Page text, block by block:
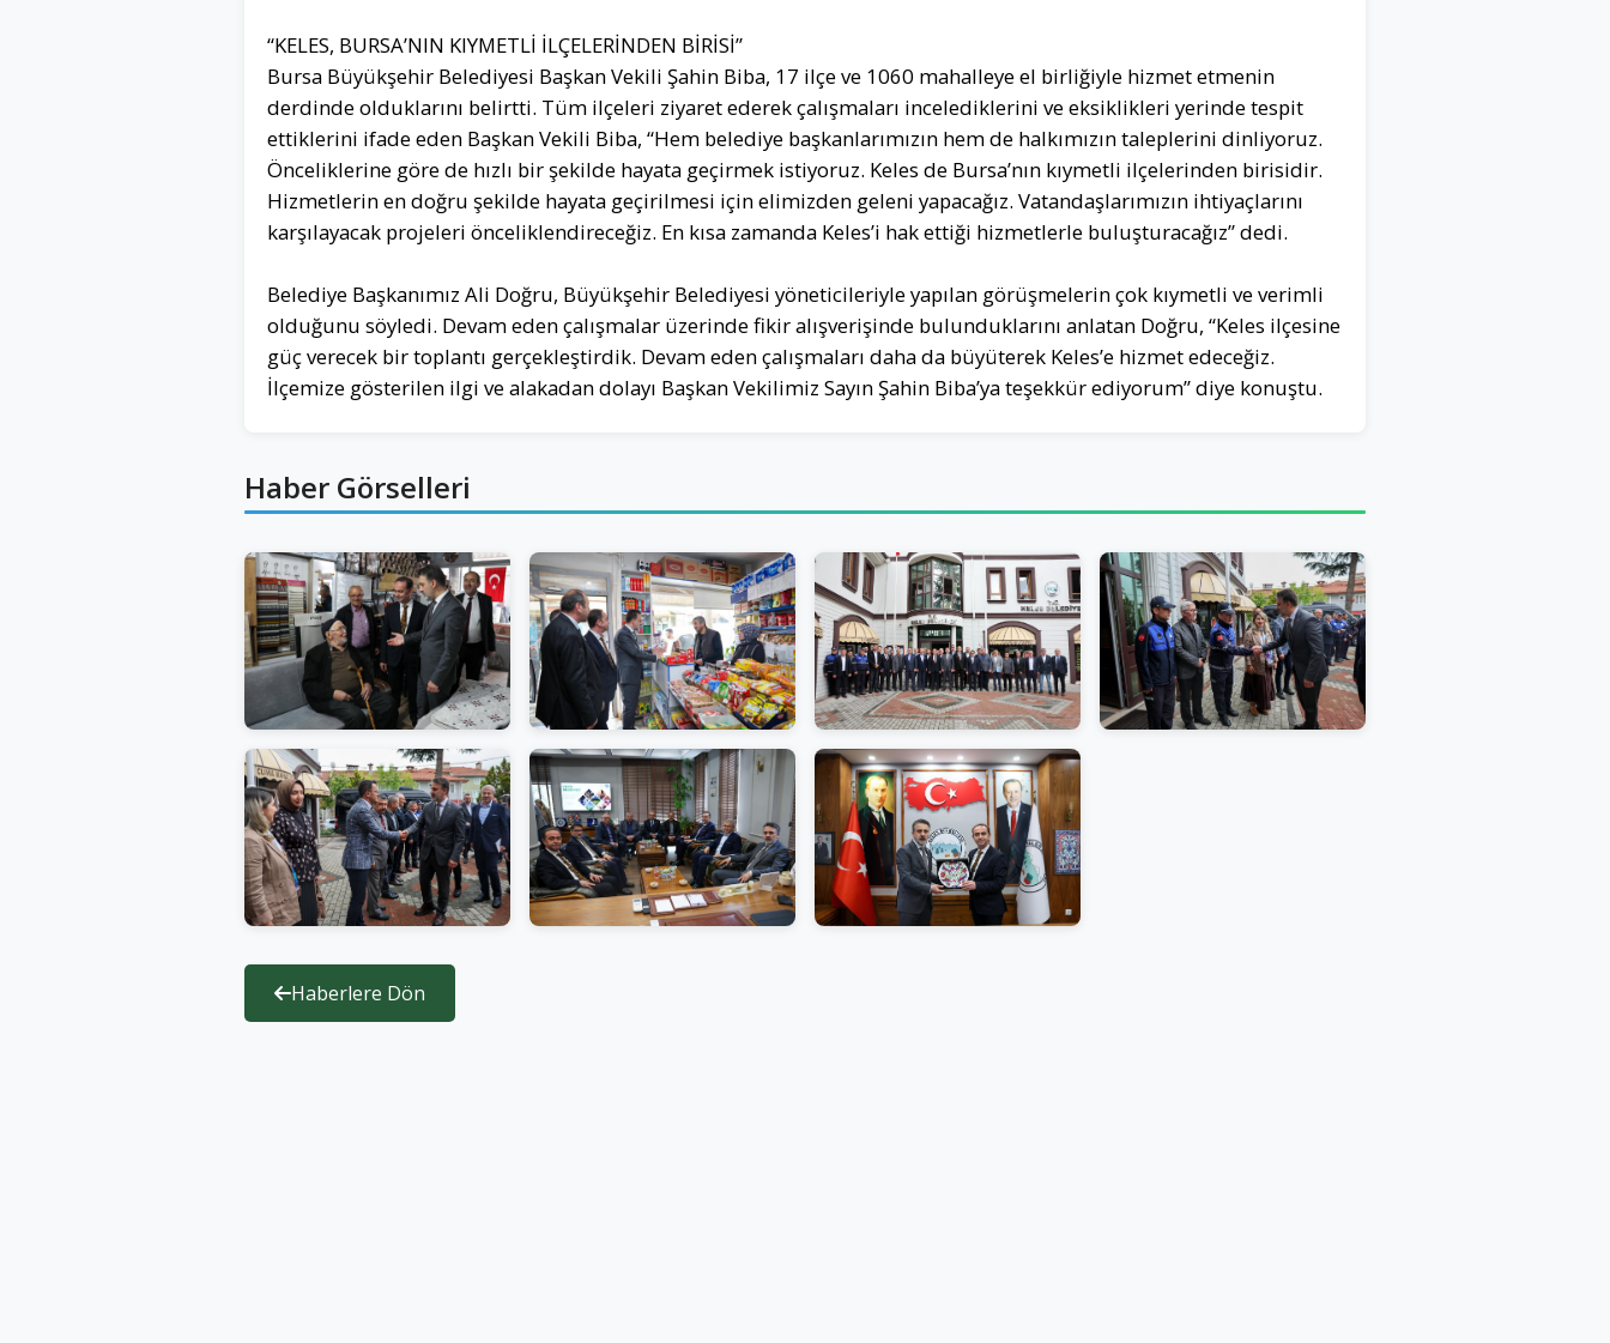
“KELES, BURSA’NIN KIYMETLİ İLÇELERİNDEN BİRİSİ”
Bursa Büyükşehir Belediyesi Başkan Vekili Şahin Biba, 17 ilçe ve 1060 mahalleye el birliğiyle hizmet etmenin
derdinde olduklarını belirtti. Tüm ilçeleri ziyaret ederek çalışmaları incelediklerini ve eksiklikleri yerinde tespit
ettiklerini ifade eden Başkan Vekili Biba, “Hem belediye başkanlarımızın hem de halkımızın taleplerini dinliyoruz.
Önceliklerine göre de hızlı bir şekilde hayata geçirmek istiyoruz. Keles de Bursa’nın kıymetli ilçelerinden birisidir.
Hizmetlerin en doğru şekilde hayata geçirilmesi için elimizden geleni yapacağız. Vatandaşlarımızın ihtiyaçlarını
karşılayacak projeleri önceliklendireceğiz. En kısa zamanda Keles’i hak ettiği hizmetlerle buluşturacağız” dedi.
Belediye Başkanımız Ali Doğru, Büyükşehir Belediyesi yöneticileriyle yapılan görüşmelerin çok kıymetli ve verimli
olduğunu söyledi. Devam eden çalışmalar üzerinde fikir alışverişinde bulunduklarını anlatan Doğru, “Keles ilçesine
güç verecek bir toplantı gerçekleştirdik. Devam eden çalışmaları daha da büyüterek Keles’e hizmet edeceğiz.
İlçemize gösterilen ilgi ve alakadan dolayı Başkan Vekilimiz Sayın Şahin Biba’ya teşekkür ediyorum” diye konuştu.
Haber Görselleri
Haberlere Dön